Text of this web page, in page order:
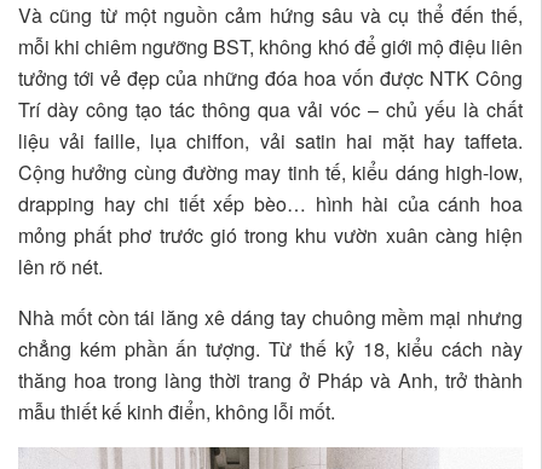
Và cũng từ một nguồn cảm hứng sâu và cụ thể đến thế,
mỗi khi chiêm ngưỡng BST, không khó để giới mộ điệu liên
tưởng tới vẻ đẹp của những đóa hoa vốn được NTK Công
Trí dày công tạo tác thông qua vải vóc – chủ yếu là chất
liệu vải faille, lụa chiffon, vải satin hai mặt hay taffeta.
Cộng hưởng cùng đường may tinh tế, kiểu dáng high-low,
drapping hay chi tiết xếp bèo… hình hài của cánh hoa
mỏng phất phơ trước gió trong khu vườn xuân càng hiện
lên rõ nét.
Nhà mốt còn tái lăng xê dáng tay chuông mềm mại nhưng
chẳng kém phần ấn tượng. Từ thế kỷ 18, kiểu cách này
thăng hoa trong làng thời trang ở Pháp và Anh, trở thành
mẫu thiết kế kinh điển, không lỗi mốt.